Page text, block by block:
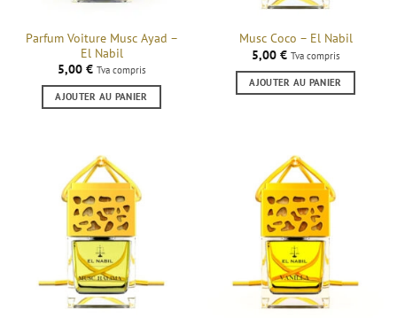
Parfum Voiture Musc Ayad –
El Nabil
5,00 € Tva compris
AJOUTER AU PANIER
Musc Coco – El Nabil
5,00 € Tva compris
AJOUTER AU PANIER